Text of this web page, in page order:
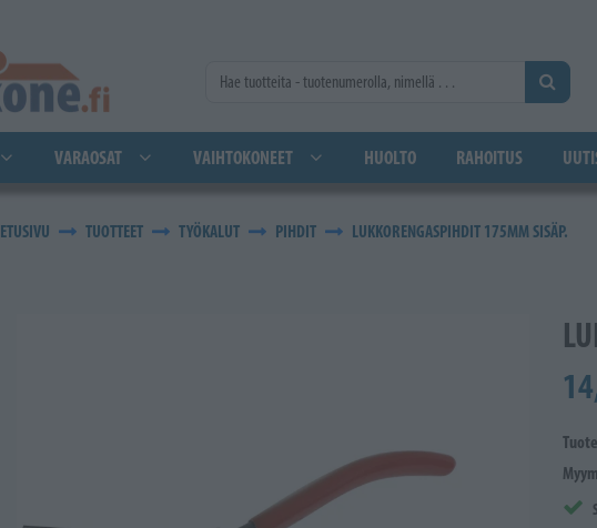
VARAOSAT VAIHTOKONEET HUOLTO RAHOITUS
ETUSIVU TUOTTEET TYÖKALUT PIHDIT LUKKORENGASPIHDIT 175MM SISÄP.